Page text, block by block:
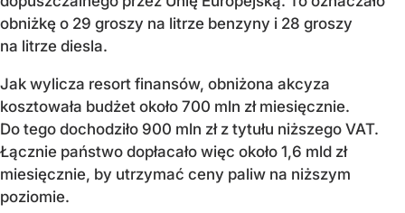
obniżkę o 29 groszy na litrze benzyny i 28 groszy
na litrze diesla.
Jak wylicza resort finansów, obniżona akcyza
kosztowała budżet około 700 mln zł miesięcznie.
Do tego dochodziło 900 mln zł z tytułu niższego VAT.
Łącznie państwo dopłacało więc około 1,6 mld zł
miesięcznie, by utrzymać ceny paliw na niższym
poziomie.